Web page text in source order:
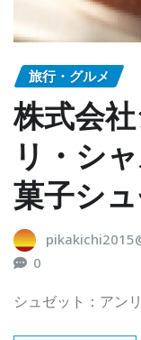
旅行・グルメ
株式会
リ・シ
菓子シュ
0
シュゼット：アン